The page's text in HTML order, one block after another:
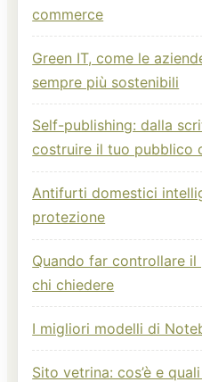
commerce
Green IT, come le
sempre più sostenibili
Self-publishing: dalla
costruire il tuo pubblico
Antifurti domestici
protezione
Quando far controllare
chi chiedere
I migliori modelli di
Sito vetrina: cos’è e